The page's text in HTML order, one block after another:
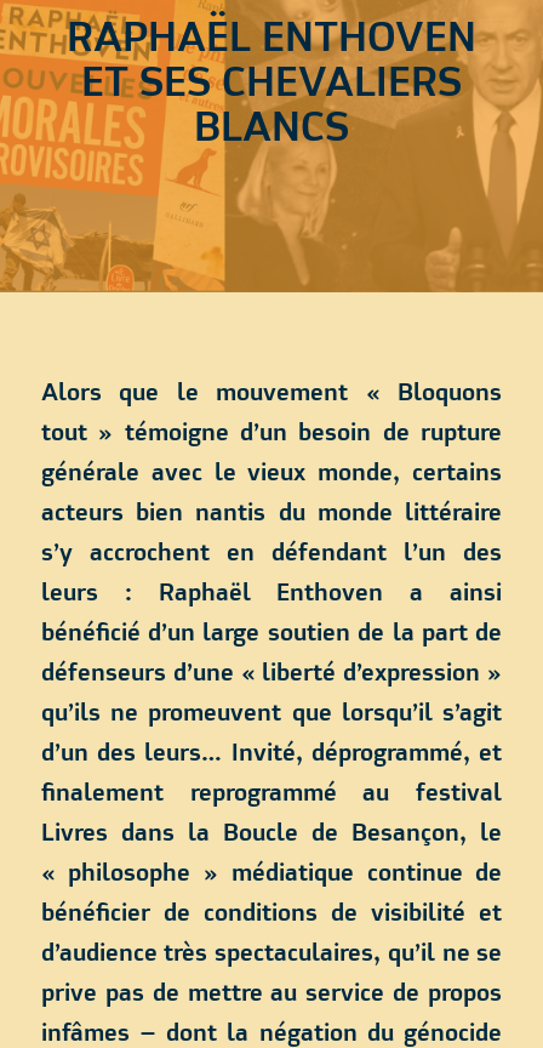
RAPHAËL ENTHOVEN
ET SES CHEVALIERS
BLANCS
Alors que le mouvement « Bloquons
tout » témoigne d’un besoin de rupture
générale avec le vieux monde, certains
acteurs bien nantis du monde littéraire
s’y accrochent en défendant l’un des
leurs : Raphaël Enthoven a ainsi
bénéficié d’un large soutien de la part de
défenseurs d’une « liberté d’expression »
qu’ils ne promeuvent que lorsqu’il s’agit
d’un des leurs… Invité, déprogrammé, et
finalement reprogrammé au festival
Livres dans la Boucle de Besançon, le
« philosophe » médiatique continue de
bénéficier de conditions de visibilité et
d’audience très spectaculaires, qu’il ne se
prive pas de mettre au service de propos
infâmes – dont la négation du génocide